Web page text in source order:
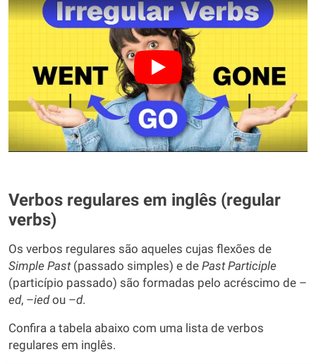
Verbos regulares em inglês (regular
verbs)
Os verbos regulares são aqueles cujas flexões de
Simple Past (passado simples) e de Past Participle
(particípio passado) são formadas pelo acréscimo de –
ed, –iedou –d.
Confira a tabela abaixo com uma lista de verbos
regulares em inglês.